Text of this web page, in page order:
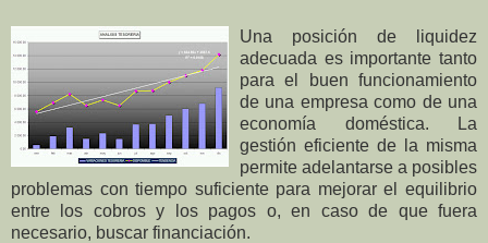
Una posición de liquidez
adecuada es importante tanto
para el buen funcionamiento
de una empresa como de una
economía doméstica. La
gestión eficiente de la misma
permite adelantarse a posibles
problemas con tiempo suficiente para mejorar el equilibrio
entre los cobros y los pagos o, en caso de que fuera
necesario, buscar financiación.